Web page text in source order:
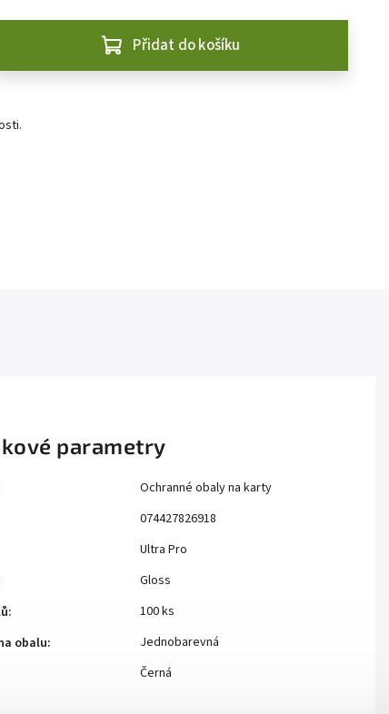
Přidat do košíku
parametry
Ochranné obaly na karty
074427826918
Ultra Pro
Gloss
:
100 ks
obalu:
Jednobarevná
Černá